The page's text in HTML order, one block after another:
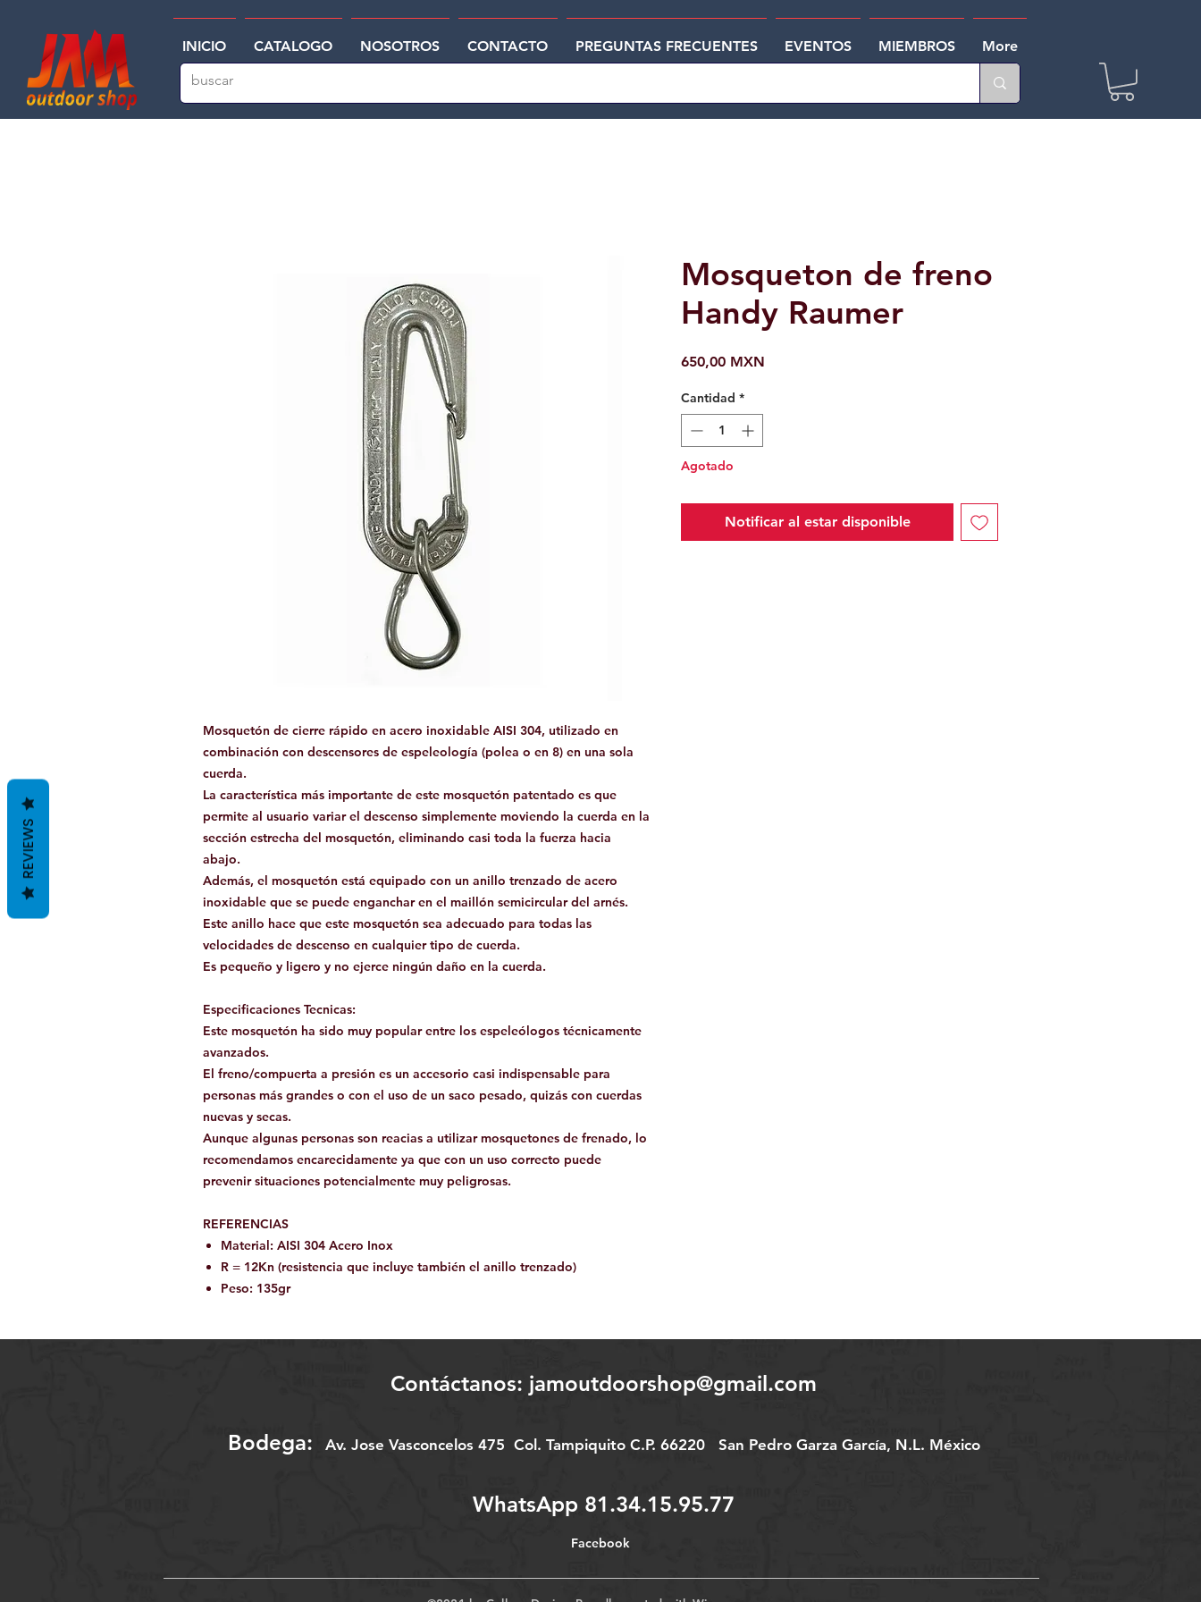
INICIO CATALOGO NOSOTROS CONTACTO PREGUNTAS FRECUENTES EVENTOS MIEMBROS More
Mosquetón de cierre rápido en acero inoxidable AISI 304, utilizado en
combinación con descensores de espeleología (polea o en 8) en una sola
cuerda.
La característica más importante de este mosquetón patentado es que
permite al usuario variar el descenso simplemente moviendo la cuerda en la
sección estrecha del mosquetón, eliminando casi toda la fuerza hacia
abajo.
Además, el mosquetón está equipado con un anillo trenzado de acero
inoxidable que se puede enganchar en el maillón semicircular del arnés.
Este anillo hace que este mosquetón sea adecuado para todas las
velocidades de descenso en cualquier tipo de cuerda.
Es pequeño y ligero y no ejerce ningún daño en la cuerda.
Especificaciones Tecnicas:
Este mosquetón ha sido muy popular entre los espeleólogos técnicamente
avanzados.
El freno/compuerta a presión es un accesorio casi indispensable para
personas más grandes o con el uso de un saco pesado, quizás con cuerdas
nuevas y secas.
Aunque algunas personas son reacias a utilizar mosquetones de frenado, lo
recomendamos encarecidamente ya que con un uso correcto puede
prevenir situaciones potencialmente muy peligrosas.
REFERENCIAS
Material: AISI 304 Acero Inox
R = 12Kn (resistencia que incluye también el anillo trenzado)
Peso: 135gr
Mosqueton de freno
Handy Raumer
650,00 MXN
Cantidad *
Agotado
Notificar al estar disponible
Contáctanos: jamoutdoorshop@gmail.com
Bodega: Av. Jose Vasconcelos 475 Col. Tampiquito C.P. 66220 San Pedro Garza García, N.L. México
WhatsApp 81.34.15.95.77
Facebook
REVIEWS